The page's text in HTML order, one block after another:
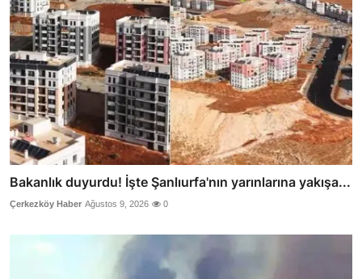
Bakanlık duyurdu! İşte Şanlıurfa'nın yarınlarına yakışa...
Çerkezköy Haber Ağustos 9, 2026 0